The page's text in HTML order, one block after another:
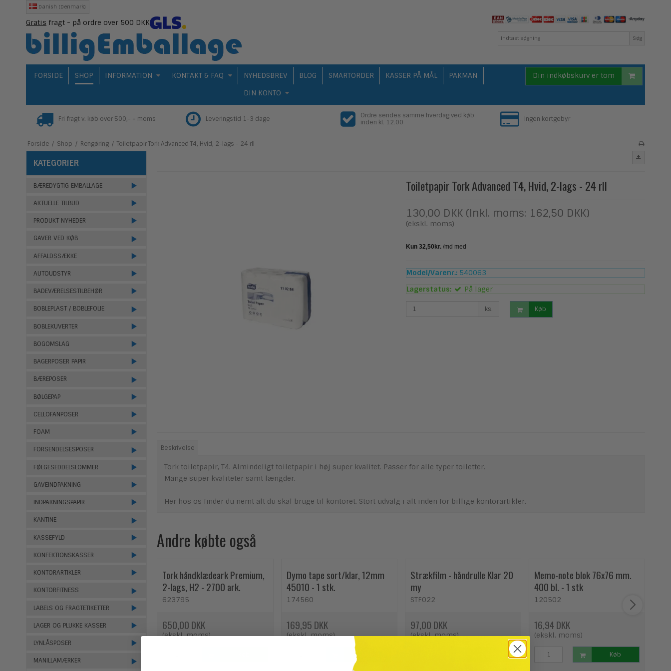
Danish (Denmark)
Gratis fragt - på ordre over 500 DKK
Søg
FORSIDE SHOP INFORMATION KONTAKT & FAQ NYHEDSBREV BLOG SMARTORDER KASSER PÅ MÅL
PAKMAN
DIN KONTO
Din indkøbskurv er tom
Fri fragt v. køb over 500,- + moms Leveringstid 1-3 dage
Ordre sendes samme hverdag ved køb
inden kl. 12.00
Ingen kortgebyr
Forside / Shop / Rengøring / Toiletpapir Tork Advanced T4, Hvid, 2-lags - 24 rll
KATEGORIER
BÆREDYGTIG EMBALLAGE
AKTUELLE TILBUD
PRODUKT NYHEDER
GAVER VED KØB
AFFALDSSÆKKE
AUTOUDSTYR
BADEVÆRELSESTILBEHØR
BOBLEPLAST / BOBLEFOLIE
BOBLEKUVERTER
BOGOMSLAG
BAGERPOSER PAPIR
BÆREPOSER
BØLGEPAP
CELLOFANPOSER
FOAM
FORSENDELSESPOSER
FØLGESEDDELSLOMMER
GAVEINDPAKNING
INDPAKNINGSPAPIR
KANTINE
KASSEFYLD
KONFEKTIONSKASSER
KONTORARTIKLER
KONTORFITNESS
LABELS OG FRAGTETIKETTER
LAGER OG PLUKKE KASSER
LYNLÅSPOSER
MANILLAMÆRKER
Toiletpapir Tork Advanced T4, Hvid, 2-lags - 24 rll
130,00 DKK (Inkl. moms: 162,50 DKK)
(ekskl. moms)
Model/Varenr.: 540063
Lagerstatus:
På lager
ks. Køb
Beskrivelse
Tork toiletpapir, T4. Almindeligt toiletpapir i høj super kvalitet. Passer for alle typer toiletter.
Mange super kvaliteter samt længder.
Her hos os finder du nemt alt du skal bruge til kontoret. Stort udvalg i alt inden for billige kontorartikler.
Andre købte også
Tork håndklædeark Premium,
2-lags, H2 - 2700 ark.
623795
650,00 DKK
(ekskl. moms)
Dymo tape sort/klar, 12mm
45010 - 1 stk.
174560
169,95 DKK
(ekskl. moms)
Strækfilm - håndrulle Klar 20
my
STF022
97,00 DKK
(ekskl. moms)
Memo-note blok 76x76 mm.
400 bl. - 1 stk
120502
16,94 DKK
(ekskl. moms)
Køb